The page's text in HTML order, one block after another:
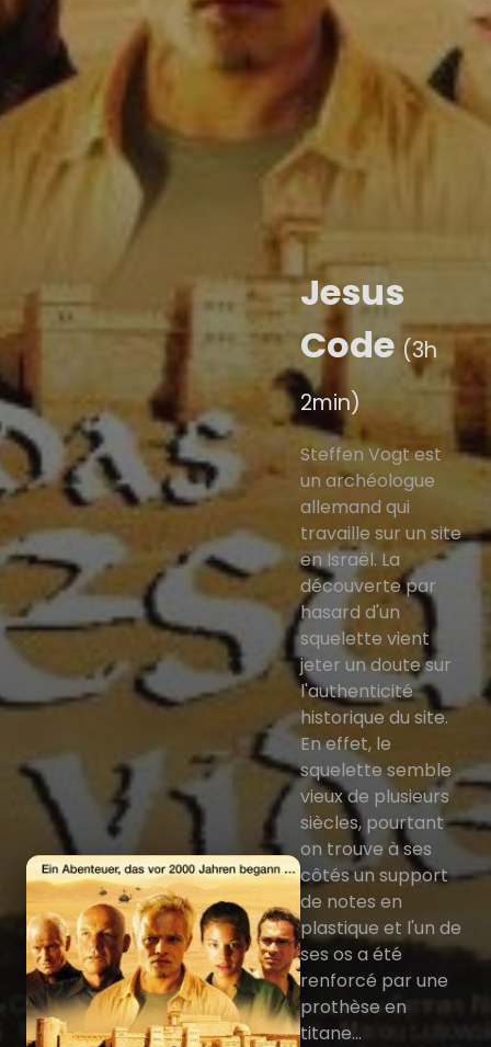
Jesus
Code (3h
2min)
Steffen Vogt est
un archéologue
allemand qui
travaille sur un site
en Israël. La
découverte par
hasard d'un
squelette vient
jeter un doute sur
l'authenticité
historique du site.
En effet, le
squelette semble
vieux de plusieurs
siècles, pourtant
on trouve à ses
côtés un support
de notes en
plastique et l'un de
ses os a été
renforcé par une
prothèse en
titane...